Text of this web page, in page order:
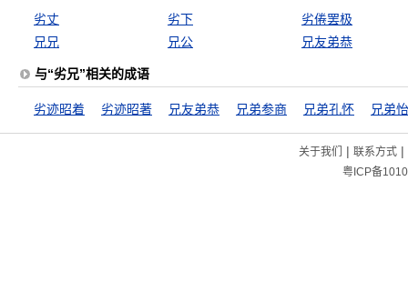
劣丈 劣下
劣倦罢极
兄兄
兄公 兄友弟恭
与“劣兄”相关的成语
劣迹昭着 劣迹昭著 兄友弟恭 兄弟参商 兄弟孔怀 兄弟
关于我们 | 联系方式|
粤ICP备